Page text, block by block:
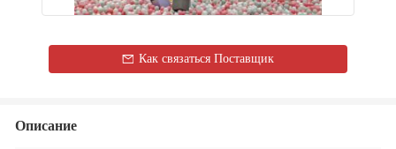
Как связаться Поставщик
Описание